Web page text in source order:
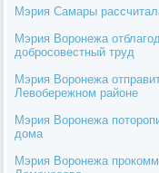
Мэрия Самары
Мэрия Воронежа
добросовестный труд
Мэрия Воронежа
Левобережном районе
Мэрия Воронежа
дома
Мэрия Воронежа